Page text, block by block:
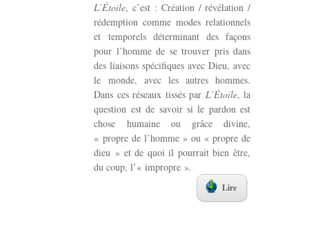
L’Étoile, c’est : Création / révélation /
rédemption comme modes relationnels
et temporels déterminant des façons
pour l’homme de se trouver pris dans
des liaisons spécifiques avec Dieu, avec
le monde, avec les autres hommes.
Dans ces réseaux tissés par L’Étoile, la
question est de savoir si le pardon est
chose humaine ou grâce divine,
« propre de l’homme » ou « propre de
dieu » et de quoi il pourrait bien être,
du coup, l’« impropre ».
Lire